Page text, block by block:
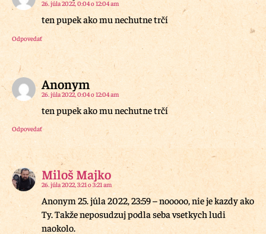
26. júla 2022, 0:04 o 12:04 am
ten pupek ako mu nechutne trčí
Odpovedať
Anonym
26. júla 2022, 0:04 o 12:04 am
ten pupek ako mu nechutne trčí
Odpovedať
Miloš Majko
26. júla 2022, 3:21 o 3:21 am
Anonym 25. júla 2022, 23:59 – nooooo, nie je kazdy ako
Ty. Takže neposudzuj podla seba vsetkych ludi
naokolo.